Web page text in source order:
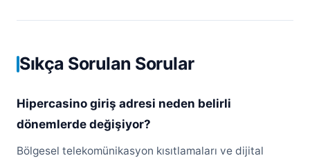
Sıkça Sorulan Sorular
Hipercasino giriş adresi neden belirli
dönemlerde değişiyor?
Bölgesel telekomünikasyon kısıtlamaları ve dijital